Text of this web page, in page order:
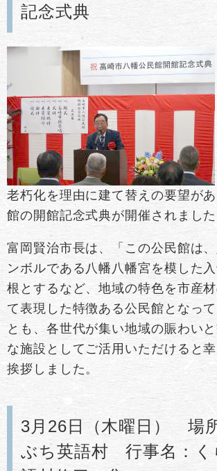
記念式典
老朽化を理由に建て替えの要望が
館の開館記念式典が開催されました
富岡賢治市長は、「この公民館は
ンボルである八幡八幡宮を模した
根とするなど、地域の特色を市産
て表現した特徴ある公民館となっ
とも、各世代が集い地域の賑わい
な施設としてご活用いただけると
挨拶しました。
3月26日（木曜日） 場
ぶち英語村 行事名：く